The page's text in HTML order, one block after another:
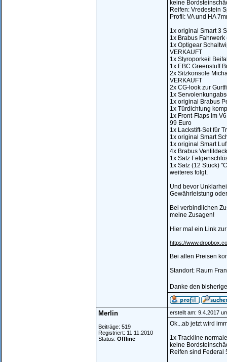
keine
Reifen: Vredestein
Profil: VA und HA
1x original Smart 3
1x Brabus Fahrwerk
1x Optigear
VERKAUFT
1x Styroporkeil
1x EBC Greenstuff
2x Sitzkonsole
VERKAUFT
2x CG-look zur
1x
1x original Brabus
1x Türdichtung
1x Front-Flaps im
99 Euro
1x Lackstift-Set für
1x original Smart
1x original Smart
4x Brabus
1x Satz
1x Satz (12 Stück)
weiteres folgt.
Und bevor
Gewährleistung
Bei verbindlichen
meine Zusagen!
Hier mal ein Link
https://
Bei allen Preisen
Standort: Raum
Danke den
Merlin
Beiträge: 519
Registriert: 11.11.2010
Status: Offline
erstellt am: 9.4.2017
Ok...ab jetzt wird
1x Trackline
keine
Reifen sind Federal